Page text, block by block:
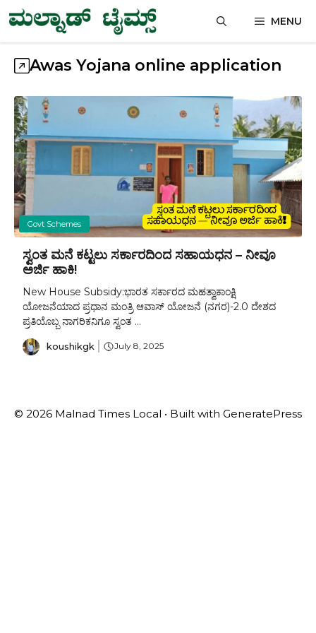
Skip
to
content
MENU
Awas Yojana online application
Govt Schemes
ಸ್ವಂತ ಮನೆ ಕಟ್ಟಲು ಸರ್ಕಾರದಿಂದ ಸಹಾಯಧನ – ನೀವೂ
ಅರ್ಜಿ ಹಾಕಿ!
New House Subsidy:ಭಾರತ ಸರ್ಕಾರದ ಮಹತ್ವಾಕಾಂಕ್ಷಿ
ಯೋಜನೆಯಾದ ಪ್ರಧಾನ ಮಂತ್ರಿ ಆವಾಸ್ ಯೋಜನೆ (ನಗರ)-2.0 ದೇಶದ
ಪ್ರತಿಯೊಬ್ಬ ನಾಗರಿಕನಿಗೂ ಸ್ವಂತ ...
koushikgk July 8, 2025
© 2026 Malnad Times Local • Built with GeneratePress